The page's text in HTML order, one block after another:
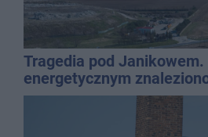
Tragedia pod Janikowem.
energetycznym
mężczyzny